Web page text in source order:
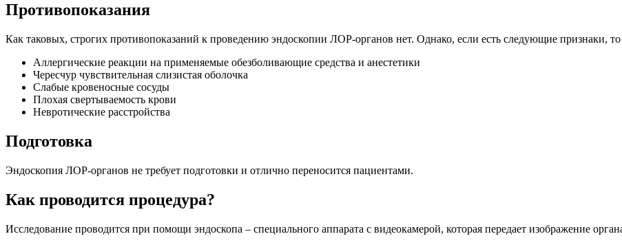
Противопоказания
Как таковых, строгих противопоказаний к проведению эндоскопии ЛОР-органов нет. Однако, если есть следующие признаки,
Аллергические реакции на применяемые обезболивающие средства и анестетики
Чересчур чувствительная слизистая оболочка
Слабые кровеносные сосуды
Плохая свертываемость крови
Невротические расстройства
Подготовка
Эндоскопия ЛОР-органов не требует подготовки и отлично переносится пациентами.
Как проводится процедура?
Исследование проводится при помощи эндоскопа – специального аппарата с видеокамерой, которая передает изображение